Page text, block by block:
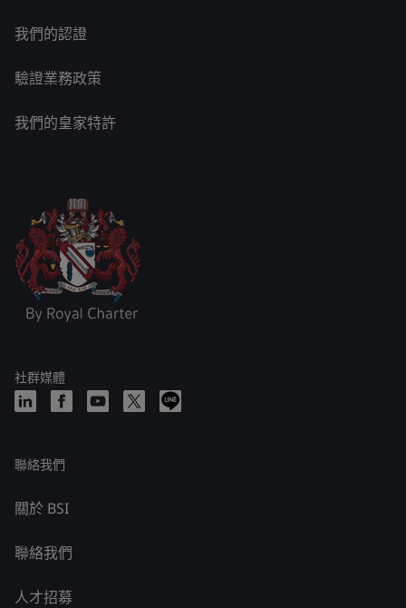
我們的認證
驗證業務政策
我們的皇家特許
社群媒體
聯絡我們
關於 BSI
聯絡我們
人才招募